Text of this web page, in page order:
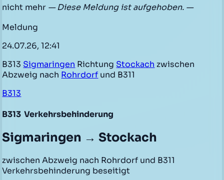
nicht mehr — Diese Meldung ist aufgehoben. —
Meldung
24.07.26, 12:41
B313 Sigmaringen Richtung Stockach zwischen
Abzweig nach Rohrdorf und B311
B313
B313 Verkehrsbehinderung
Sigmaringen → Stockach
zwischen Abzweig nach Rohrdorf und B311
Verkehrsbehinderung beseitigt